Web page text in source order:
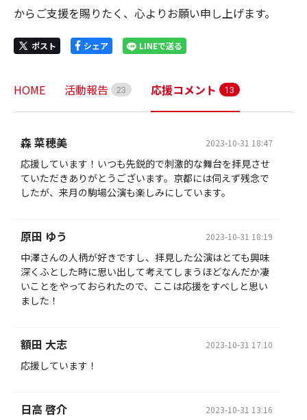
からご支援を賜りたく、心よりお願い申し上げます。
ポスト シェア LINEで送る
HOME 活動報告 23 応援コメント 13
森 菜穂美 2023-10-31 18:47
応援しています！いつも先鋭的で刺激的な舞台を拝見させ
ていただきありがとうございます。京都には伺えず残念で
したが、来月の駒場公演も楽しみにしています。
原田 ゆう 2023-10-31 18:19
中澤さんの人柄が好きですし、拝見した公演はとても興味
深くふとした時に思い出して考えてしまうほどなんだか凄
いことをやっておられたので、ここは応援をすべしと思い
ました！
額田 大志 2023-10-31 17:10
応援しています！
日高 啓介 2023-10-31 13:16